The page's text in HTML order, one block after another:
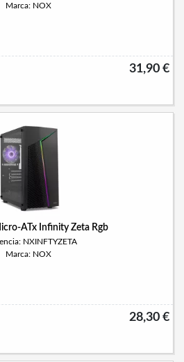
Marca: NOX
31,90 €
ATx Infinity Zeta Rgb
NXINFTYZETA
Marca: NOX
28,30 €